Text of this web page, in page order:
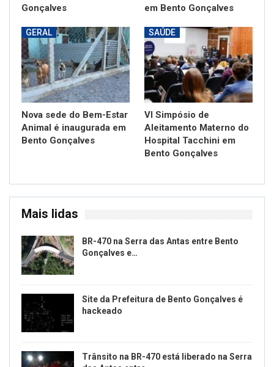
Gonçalves
em Bento Gonçalves
GERAL
Nova sede do Bem-Estar
Animal é inaugurada em
Bento Gonçalves
SAÚDE
VI Simpósio de
Aleitamento Materno do
Hospital Tacchini em
Bento Gonçalves
Mais lidas
BR-470 na Serra das Antas entre Bento
Gonçalves e…
Site da Prefeitura de Bento Gonçalves é
hackeado
Trânsito na BR-470 está liberado na Serra